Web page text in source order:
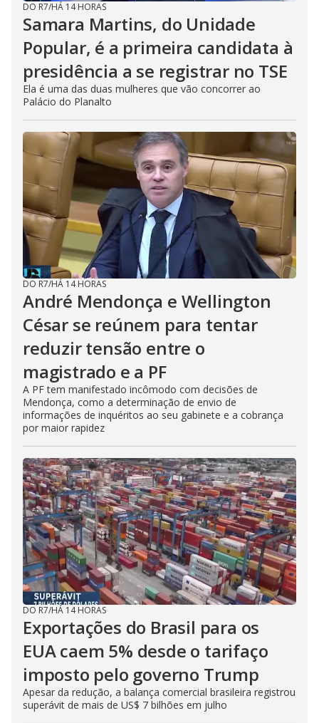
DO R7/HÁ 14 HORAS
Samara Martins, do Unidade
Popular, é a primeira candidata à
presidência a se registrar no TSE
Ela é uma das duas mulheres que vão concorrer ao
Palácio do Planalto
DO R7/HÁ 14 HORAS
André Mendonça e Wellington
César se reúnem para tentar
reduzir tensão entre o
magistrado e a PF
A PF tem manifestado incômodo com decisões de
Mendonça, como a determinação de envio de
informações de inquéritos ao seu gabinete e a cobrança
por maior rapidez
DO R7/HÁ 14 HORAS
Exportações do Brasil para os
EUA caem 5% desde o tarifaço
imposto pelo governo Trump
Apesar da redução, a balança comercial brasileira registrou
superávit de mais de US$ 7 bilhões em julho